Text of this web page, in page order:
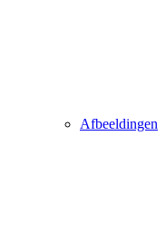
Afbeeldingen